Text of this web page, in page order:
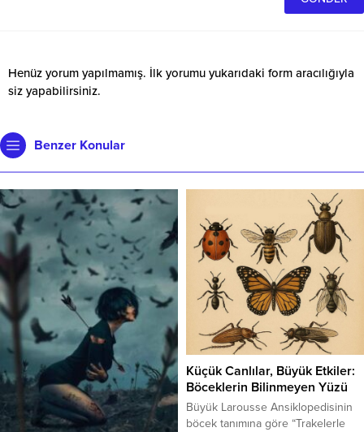
Henüz yorum yapılmamış. İlk yorumu yukarıdaki form aracılığıyla
siz yapabilirsiniz.
Benzer Konular
Küçük Canlılar, Büyük Etkiler:
Böceklerin Bilinmeyen Yüzü
Büyük Larousse Ansiklopedisinin
böcek tanımına göre “Trakelerle